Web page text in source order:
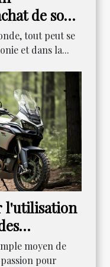
de son
tout peut se
et dans la...
l'utilisation
moyen de
pour